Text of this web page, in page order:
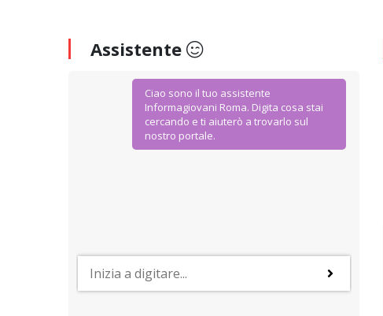
Assistente
Ciao sono il tuo assistente
Informagiovani Roma. Digita cosa stai
cercando e ti aiuterò a trovarlo sul
nostro portale.
IoStudio. La Carta dello Studente